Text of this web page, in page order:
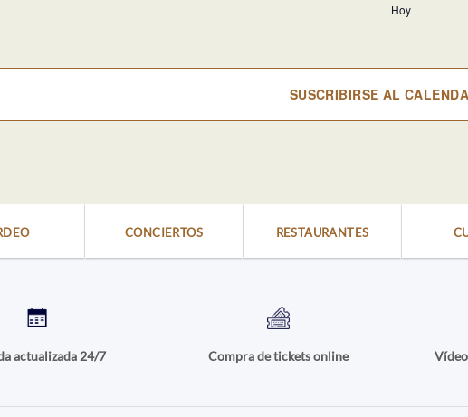
Hoy
SUSCRIBIRSE AL
CONCIERTOS RESTAURANTES
actualizada 24/7 Compra de tickets online